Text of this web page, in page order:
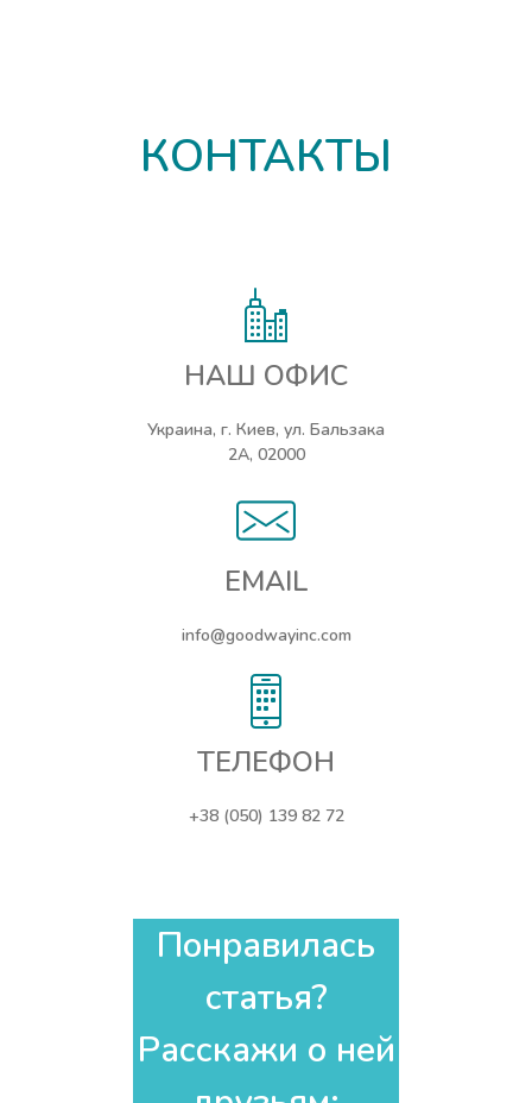
КОНТАКТЫ
НАШ ОФИС
Украина, г. Киев, ул. Бальзака
2А, 02000
EMAIL
info@goodwayinc.com
ТЕЛЕФОН
+38 (050) 139 82 72
Понравилась
статья?
Расскажи о ней